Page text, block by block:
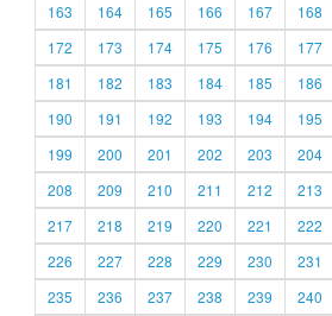
163
164 165 166 167 168
172
173 174 175 176 177
181
182 183 184 185 186
190
191 192 193 194 195
199
200 201 202 203 204
208
209 210 211 212 213
217
218 219 220 221 222
226
227 228 229 230 231
235
236 237 238 239 240